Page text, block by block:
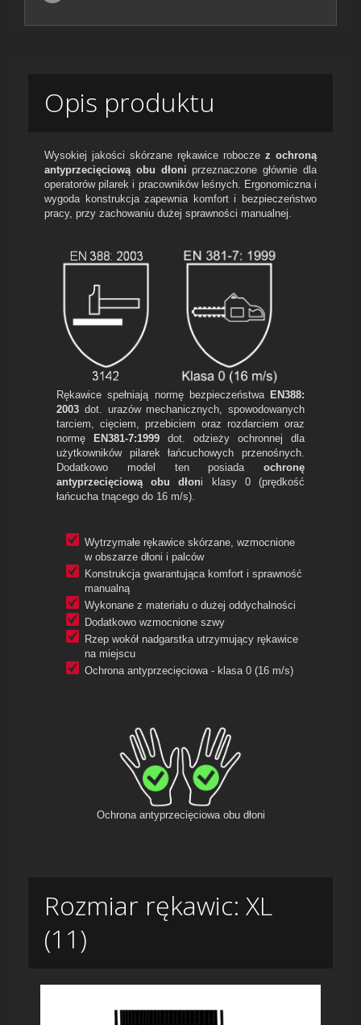
Opis produktu
Wysokiej jakości skórzane rękawice robocze z ochroną
antyprzecięciową obu dłoni przeznaczone głównie dla
operatorów pilarek i pracowników leśnych. Ergonomiczna i
wygoda konstrukcja zapewnia komfort i bezpieczeństwo
pracy, przy zachowaniu dużej sprawności manualnej.
Rękawice spełniają normę bezpieczeństwa EN388:
2003 dot. urazów mechanicznych, spowodowanych
tarciem, cięciem, przebiciem oraz rozdarciem oraz
normę
EN381-7:1999 dot. odzieży ochronnej dla
użytkowników pilarek łańcuchowych przenośnych.
Dodatkowo model ten posiada ochronę
antyprzecięciową obu dłoni klasy 0 (prędkość
łańcucha tnącego do 16 m/s).
Wytrzymałe rękawice skórzane, wzmocnione
w obszarze dłoni i palców
Konstrukcja gwarantująca komfort i sprawność
manualną
Wykonane z materiału o dużej oddychalności
Dodatkowo wzmocnione szwy
Rzep wokół nadgarstka utrzymujący rękawice
na miejscu
Ochrona antyprzecięciowa - klasa 0 (16 m/s)
Ochrona antyprzecięciowa obu dłoni
Rozmiar rękawic: XL
(11)